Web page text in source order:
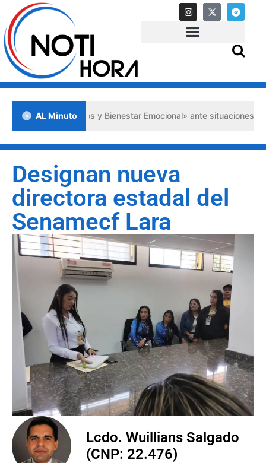
AL Minuto
Psicológicos y Bienestar Emocional» ante situaciones de crisis
Designan nueva
directora estadal del
Senamecf Lara
Lcdo. Wuillians Salgado
(CNP: 22.476)